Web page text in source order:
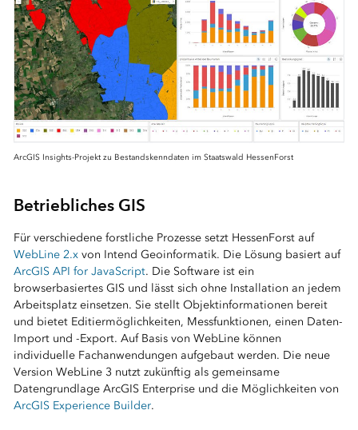
ArcGIS Insights-Projekt zu Bestandskenndaten im Staatswald HessenForst
Betriebliches GIS
Für verschiedene forstliche Prozesse setzt HessenForst auf
WebLine 2.xvon Intend Geoinformatik. Die Lösung basiert auf
ArcGIS API for JavaScript. Die Software ist ein
browserbasiertes GIS und lässt sich ohne Installation an jedem
Arbeitsplatz einsetzen. Sie stellt Objektinformationen bereit
und bietet Editiermöglichkeiten, Messfunktionen, einen Daten-
Import und -Export. Auf Basis von WebLine können
individuelle Fachanwendungen aufgebaut werden. Die neue
Version WebLine 3 nutzt zukünftig als gemeinsame
Datengrundlage ArcGIS Enterprise und die Möglichkeiten von
ArcGIS Experience Builder.